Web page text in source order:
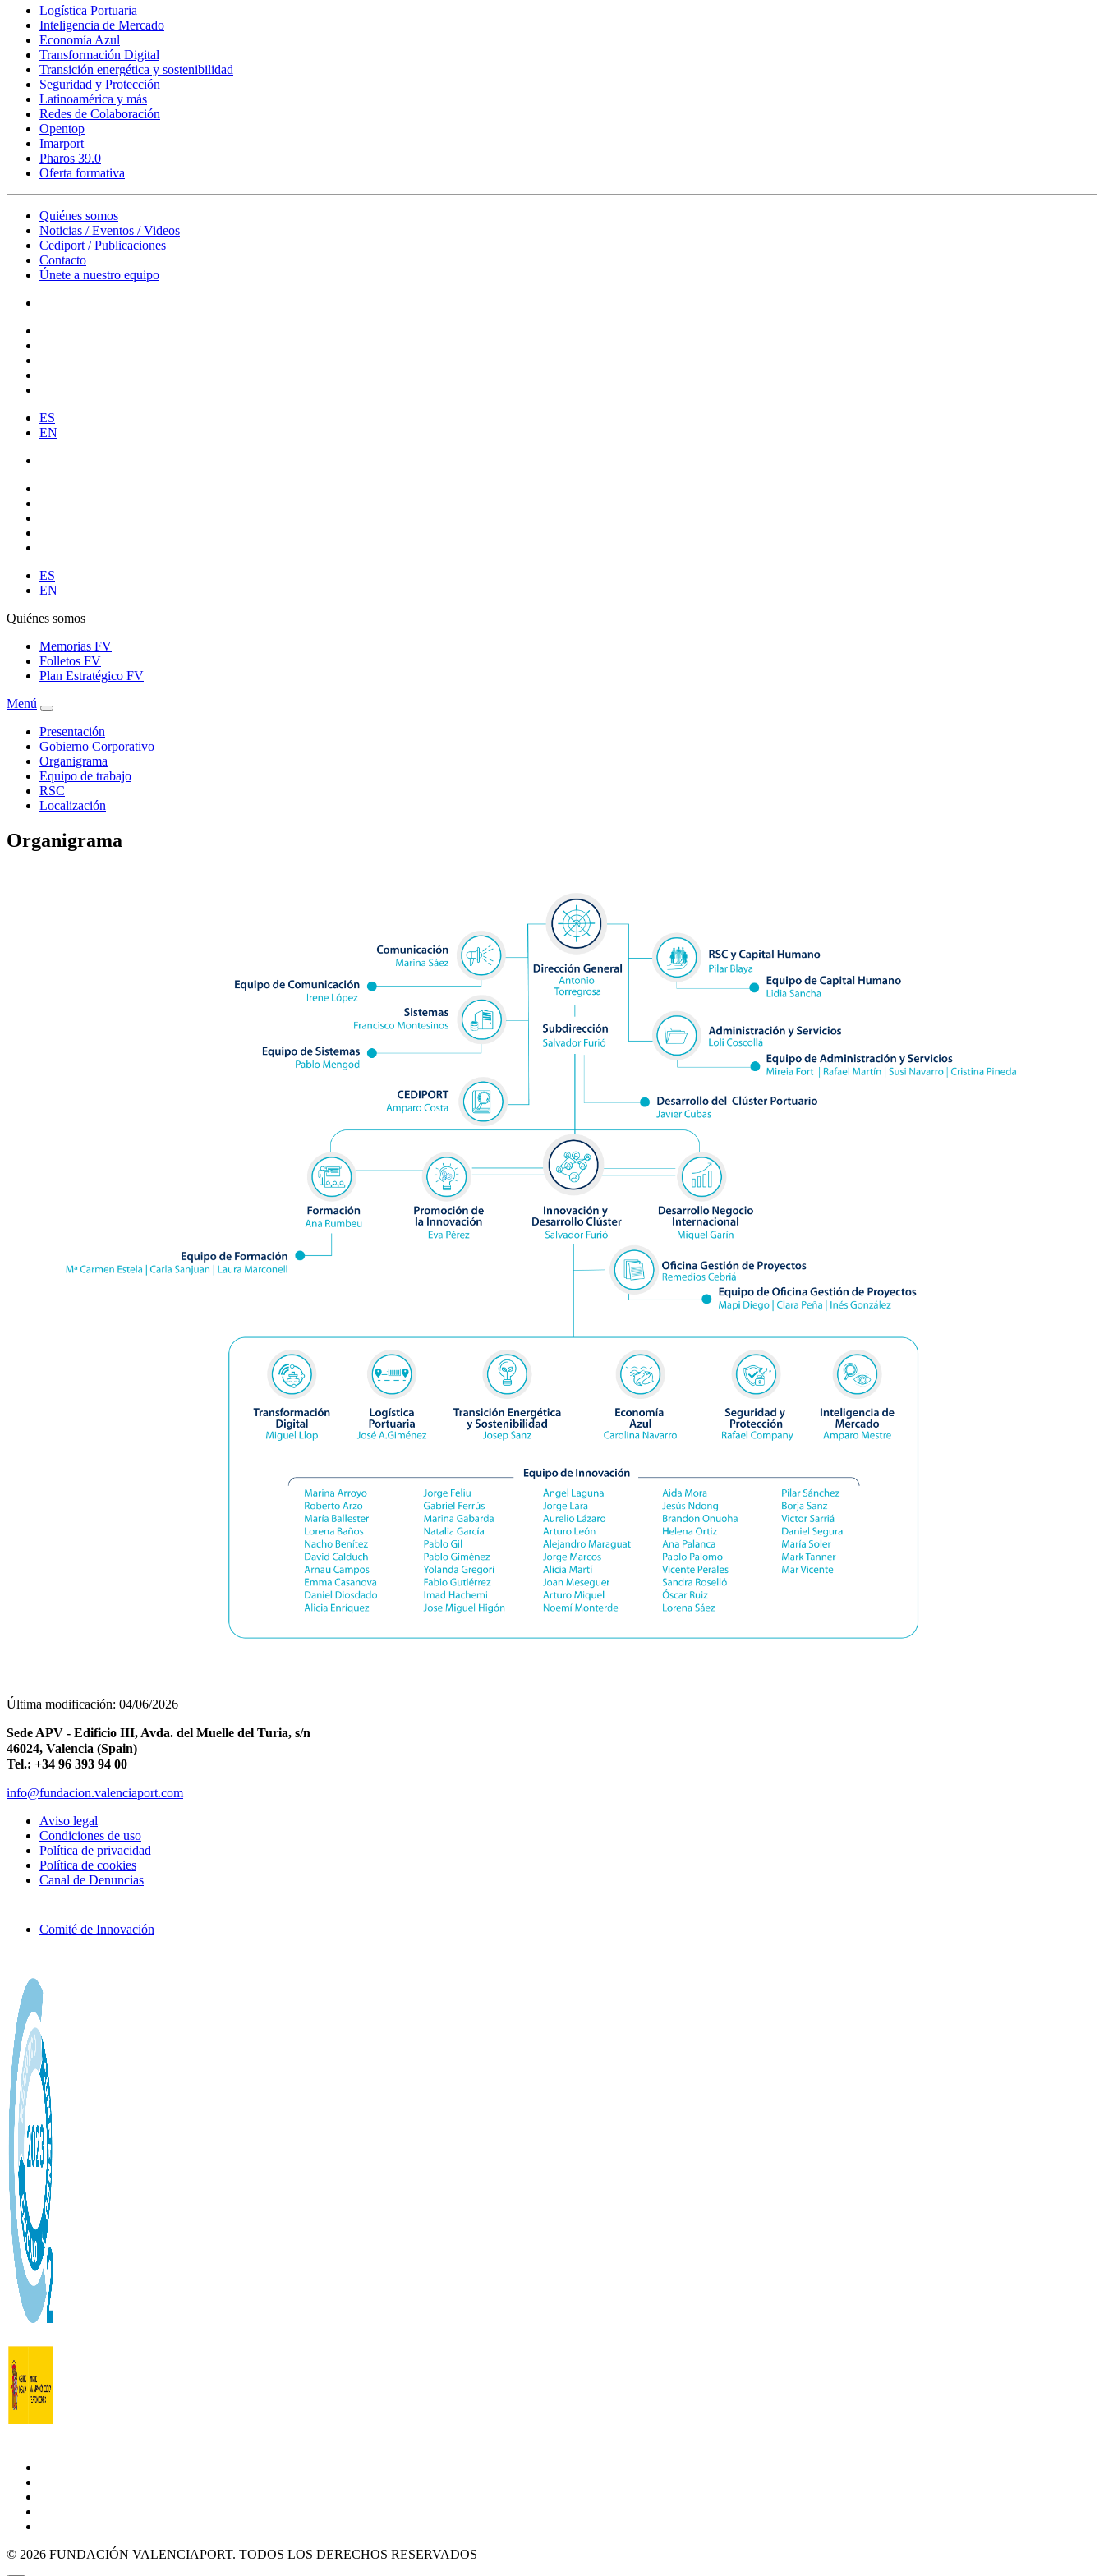
Logística Portuaria
Inteligencia de Mercado
Economía Azul
Transformación Digital
Transición energética y sostenibilidad
Seguridad y Protección
Latinoamérica y más
Redes de Colaboración
Opentop
Imarport
Pharos 39.0
Oferta formativa
Quiénes somos
Noticias / Eventos / Videos
Cediport / Publicaciones
Contacto
Únete a nuestro equipo
ES
EN
ES
EN
Quiénes somos
Memorias FV
Folletos FV
Plan Estratégico FV
Menú
Presentación
Gobierno Corporativo
Organigrama
Equipo de trabajo
RSC
Localización
Organigrama
Última modificación: 04/06/2026
Sede APV - Edificio III, Avda. del Muelle del Turia, s/n
46024, Valencia (Spain)
Tel.: +34 96 393 94 00
info@fundacion.valenciaport.com
Aviso legal
Condiciones de uso
Política de privacidad
Política de cookies
Canal de Denuncias
Comité de Innovación
© 2026 FUNDACIÓN VALENCIAPORT. TODOS LOS DERECHOS RESERVADOS